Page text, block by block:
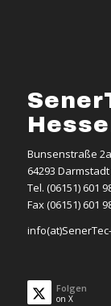
Bunsenstraße 2a
64293 Darmstadt
Tel. (06151) 601
Fax (06151) 601
Folgen
on X